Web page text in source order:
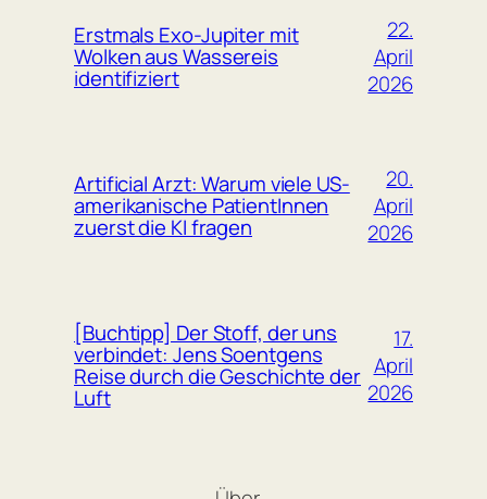
Erstmals Exo-Jupiter mit
Wolken aus Wassereis
identifiziert
22.
April
2026
Artificial Arzt: Warum viele US-
amerikanische PatientInnen
zuerst die KI fragen
20.
April
2026
[Buchtipp] Der Stoff, der uns
verbindet: Jens Soentgens
Reise durch die Geschichte der
Luft
17.
April
2026